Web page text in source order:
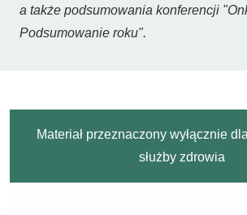
a także podsumowania konferencji
Podsumowanie roku".
Materiał przeznaczony wyłącznie
służby zdrowia